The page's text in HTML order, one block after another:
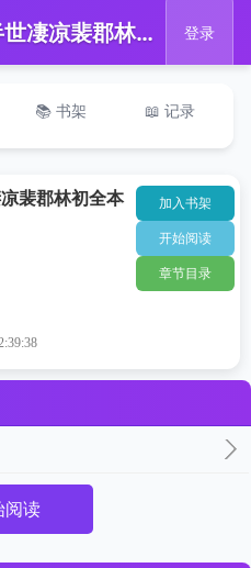
📖 一曲离殇，半世凄凉裴郡林初全本免费在线阅读 登录
📚 书架 📖 记录
裴郡林初全本
加入书架
开始阅读
章节目录
阅读